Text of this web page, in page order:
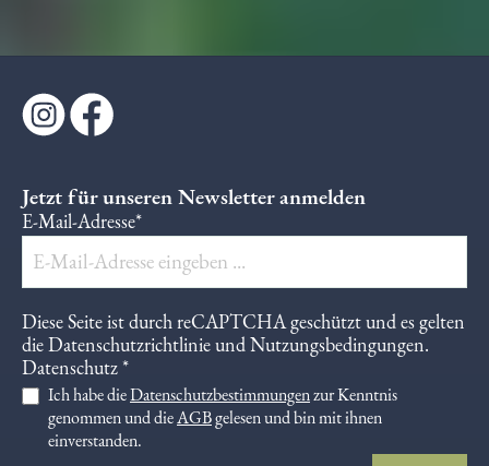
Jetzt für unseren Newsletter anmelden
E-Mail-Adresse*
Diese Seite ist durch reCAPTCHA geschützt und es gelten
dieDatenschutzrichtlinie undNutzungsbedingungen.
Datenschutz *
Ich habe dieDatenschutzbestimmungenzur Kenntnis
genommen und dieAGBgelesen und bin mit ihnen
einverstanden.